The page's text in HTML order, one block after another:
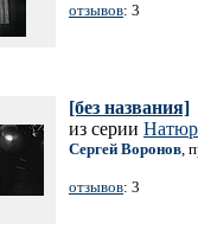
отзывов: 3
[без названия]
из серии
Сергей Воронов,
отзывов: 3